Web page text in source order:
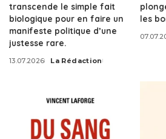
transcende le simple fait
biologique pour en faire un
manifeste politique d’une
justesse rare.
13.07.2026
Posted
La Rédaction
les